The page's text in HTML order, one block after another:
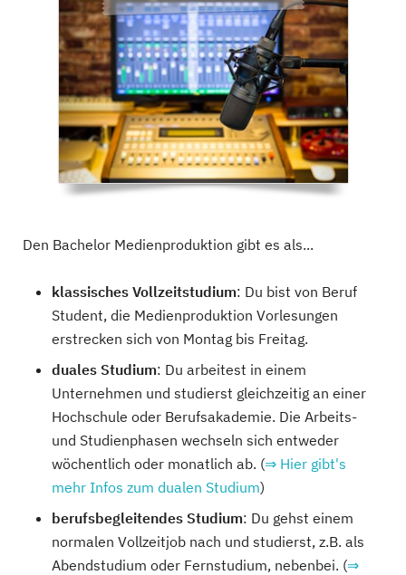
Den Bachelor Medienproduktion gibt es als...
klassisches Vollzeitstudium: Du bist von Beruf
Student, die Medienproduktion Vorlesungen
erstrecken sich von Montag bis Freitag.
duales Studium: Du arbeitest in einem
Unternehmen und studierst gleichzeitig an einer
Hochschule oder Berufsakademie. Die Arbeits-
und Studienphasen wechseln sich entweder
wöchentlich oder monatlich ab. (⇒ Hier gibt's
mehr Infos zum dualen Studium)
berufsbegleitendes Studium: Du gehst einem
normalen Vollzeitjob nach und studierst, z.B. als
Abendstudium oder Fernstudium, nebenbei. (⇒